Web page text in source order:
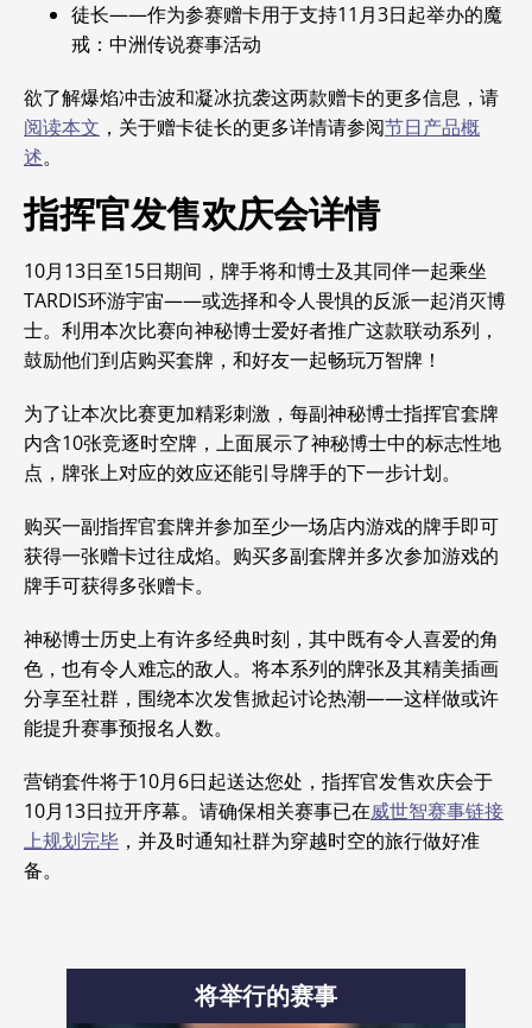
徒长——作为参赛赠卡用于支持11月3日起举办的魔
戒：中洲传说赛事活动
欲了解爆焰冲击波和凝冰抗袭这两款赠卡的更多信息，请
阅读本文 ，关于赠卡徒长的更多详情请参阅节日产品概
述。
指挥官发售欢庆会详情
10月13日至15日期间，牌手将和博士及其同伴一起乘坐
TARDIS环游宇宙——或选择和令人畏惧的反派一起消灭博
士。 利用本次比赛向神秘博士爱好者推广这款联动系列，
鼓励他们到店购买套牌，和好友一起畅玩万智牌！
为了让本次比赛更加精彩刺激，每副神秘博士指挥官套牌
内含10张竞逐时空牌，上面展示了神秘博士中的标志性地
点，牌张上对应的效应还能引导牌手的下一步计划。
购买一副指挥官套牌并参加至少一场店内游戏的牌手即可
获得一张赠卡过往成焰。购买多副套牌并多次参加游戏的
牌手可获得多张赠卡。
神秘博士历史上有许多经典时刻，其中既有令人喜爱的角
色，也有令人难忘的敌人。将本系列的牌张及其精美插画
分享至社群，围绕本次发售掀起讨论热潮——这样做或许
能提升赛事预报名人数。
营销套件将于10月6日起送达您处，指挥官发售欢庆会于
10月13日拉开序幕。请确保相关赛事已在威世智赛事链接
上规划完毕 ，并及时通知社群为穿越时空的旅行做好准
备。
将举行的赛事